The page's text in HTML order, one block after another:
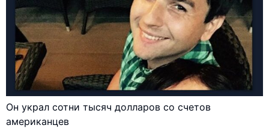
Он украл сотни тысяч долларов со счетов
американцев